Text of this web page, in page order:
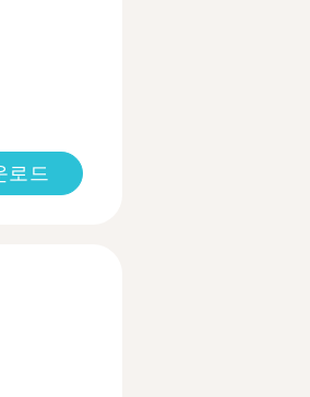
로드